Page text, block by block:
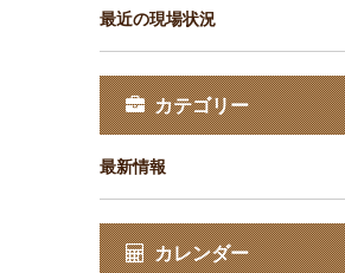
最近の現場状況
カテゴリー
最新情報
カレンダー